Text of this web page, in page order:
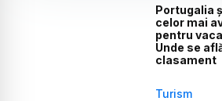
Portugalia
celor mai
pentru
Unde se
clasament
Turism